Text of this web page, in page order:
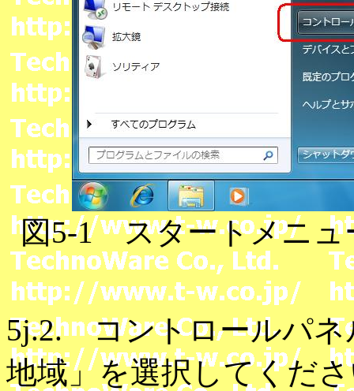
図5-1 スタートメニュ
5j.2. コントロールパネ
地域」を選択してくだ